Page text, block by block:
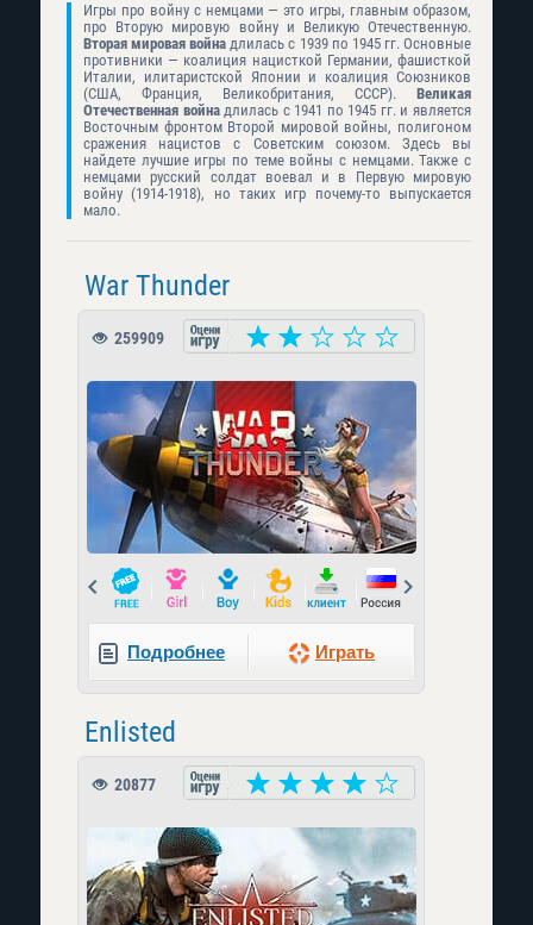
Игры про войну с немцами — это игры, главным образом,
про Вторую мировую войну и Великую Отечественную.
Вторая мировая война длилась с 1939 по 1945 гг. Основные
противники — коалиция нацисткой Германии, фашисткой
Италии, илитаристской Японии и коалиция Союзников
(США, Франция, Великобритания, СССР). Великая
Отечественная войнадлилась с 1941 по 1945 гг. и является
Восточным фронтом Второй мировой войны, полигоном
сражения нацистов с Советским союзом. Здесь вы
найдете лучшие игры по теме войны с немцами. Также с
немцами русский солдат воевал и в Первую мировую
войну (1914-1918), но таких игр почему-то выпускается
мало.
War Thunder
259909
Prev
Подробнее Играть
Enlisted
20877